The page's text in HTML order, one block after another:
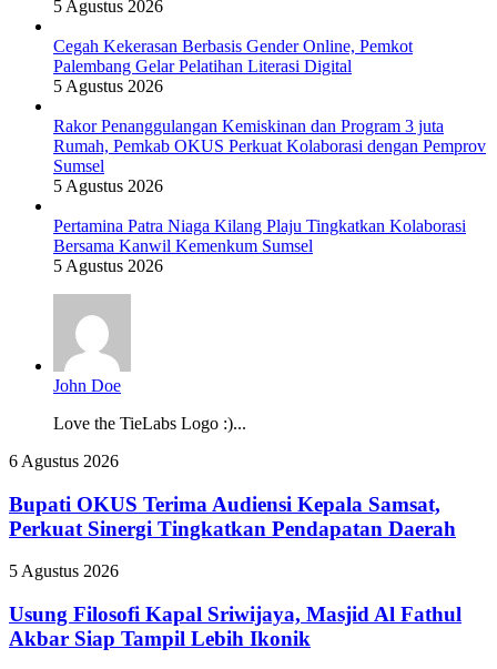
5 Agustus 2026
Cegah Kekerasan Berbasis Gender Online, Pemkot
Palembang Gelar Pelatihan Literasi Digital
5 Agustus 2026
Rakor Penanggulangan Kemiskinan dan Program 3 juta
Rumah, Pemkab OKUS Perkuat Kolaborasi dengan Pemprov
Sumsel
5 Agustus 2026
Pertamina Patra Niaga Kilang Plaju Tingkatkan Kolaborasi
Bersama Kanwil Kemenkum Sumsel
5 Agustus 2026
John Doe
Love the TieLabs Logo :)...
Bupati
Terima
Audiensi
Kepala
Perkuat
Tingkatkan
Pendapatan
6 Agustus 2026
Bupati OKUS Terima Audiensi Kepala Samsat,
Perkuat Sinergi Tingkatkan Pendapatan Daerah
Usung
Kapal
Sriwijaya,
Masjid
5 Agustus 2026
Usung Filosofi Kapal Sriwijaya, Masjid Al Fathul
Akbar Siap Tampil Lebih Ikonik